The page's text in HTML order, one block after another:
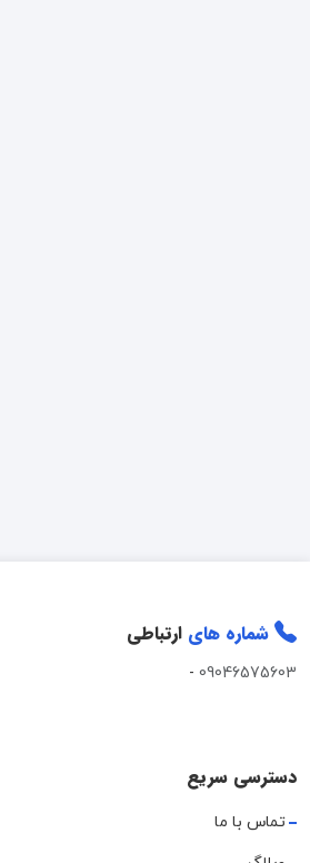
شماره های ارتباطی
09046575603
-
دسترسی سریع
تماس با ما